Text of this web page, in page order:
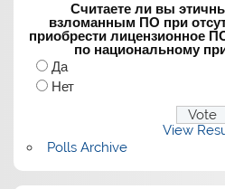
Считаете ли вы
взломанным ПО при
приобрести лицензионное
по национальному
Да
Нет
View
Polls Archive